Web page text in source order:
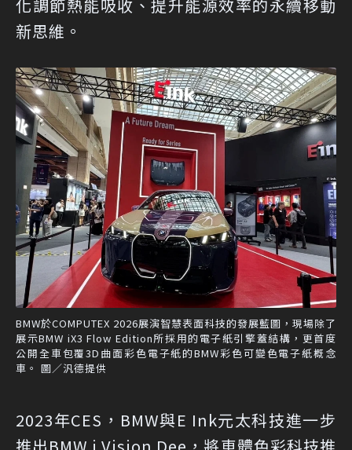
化調節熱能吸收、提升能源效率的永續移動
新思維。
BMW於COMPUTEX 2026展演智慧表面科技的發展藍圖，現場除了
展示BMW iX3 Flow Edition所採用的電子紙引擎蓋結構，更首度
公開全車包覆3D曲面彩色電子紙的BMW彩色可變色電子紙概念
車。 圖／汎德提供
2023年CES，BMW與E Ink元太科技進一步